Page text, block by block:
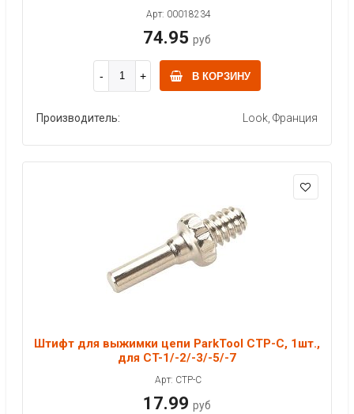
Арт: 00018234
74.95 руб
В КОРЗИНУ
Производитель: Look, Франция
Штифт для выжимки цепи ParkTool CTP-C, 1шт.,
для CT-1/-2/-3/-5/-7
Арт: CTP-C
17.99 руб